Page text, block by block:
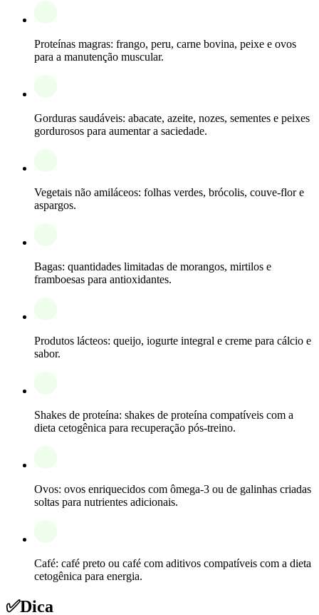
Proteínas magras: frango, peru, carne bovina, peixe e ovos
para a manutenção muscular.
Gorduras saudáveis: abacate, azeite, nozes, sementes e peixes
gordurosos para aumentar a saciedade.
Vegetais não amiláceos: folhas verdes, brócolis, couve-flor e
aspargos.
Bagas: quantidades limitadas de morangos, mirtilos e
framboesas para antioxidantes.
Produtos lácteos: queijo, iogurte integral e creme para cálcio e
sabor.
Shakes de proteína: shakes de proteína compatíveis com a
dieta cetogênica para recuperação pós-treino.
Ovos: ovos enriquecidos com ômega-3 ou de galinhas criadas
soltas para nutrientes adicionais.
Café: café preto ou café com aditivos compatíveis com a dieta
cetogênica para energia.
✅Dica